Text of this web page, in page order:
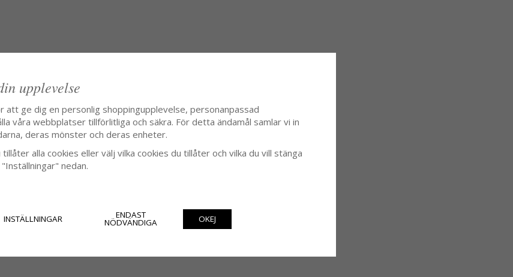
upplevelse
att ge dig en personlig shoppingupplevelse, personanpassad
våra webbplatser tillförlitliga och säkra. För detta ändamål samlar vi in
deras mönster och deras enheter.
alla cookies eller välj vilka cookies du tillåter och vilka du vill stänga
nedan.
INSTÄLLNINGAR ENDAST
NÖDVÄNDIGA OKEJ